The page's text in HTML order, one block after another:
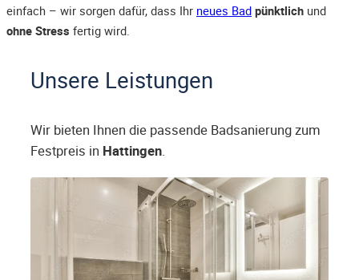
einfach – wir sorgen dafür, dass Ihr neues Bad pünktlich und
ohne Stress fertig wird.
Unsere Leistungen
Wir bieten Ihnen die passende Badsanierung zum
Festpreis in Hattingen.